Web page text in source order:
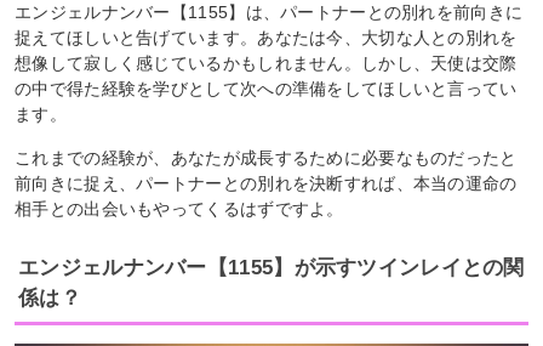
エンジェルナンバー【1155】は、パートナーとの別れを前向きに
捉えてほしいと告げています。あなたは今、大切な人との別れを
想像して寂しく感じているかもしれません。しかし、天使は交際
の中で得た経験を学びとして次への準備をしてほしいと言ってい
ます。
これまでの経験が、あなたが成長するために必要なものだったと
前向きに捉え、パートナーとの別れを決断すれば、本当の運命の
相手との出会いもやってくるはずですよ。
エンジェルナンバー【1155】が示すツインレイとの関
係は？